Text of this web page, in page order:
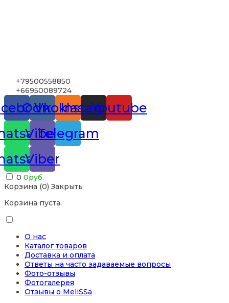
+79500558850
+66950089724
Vk
Odnoklassniki
Instagram
Youtube
Viber
Telegram
Viber
0 0руб.
Корзина (0) Закрыть
Корзина пуста.
О нас
Каталог товаров
Доставка и оплата
Ответы на часто задаваемые вопросы
Фото-отзывы
Фотогалерея
Отзывы о MeliSSa